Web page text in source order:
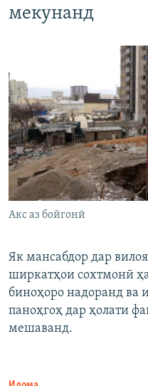
мекунанд
Акс аз бойгонӣ
Як мансабдор дар
ширкатҳои сохтмонӣ
биноҳоро надоранд ва
паноҳгоҳ дар ҳолати
мешаванд.